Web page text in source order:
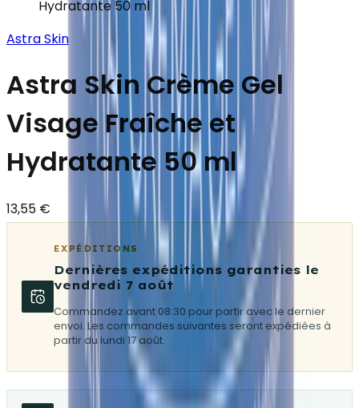
Hydratante 50 ml
Astra Skin
Astra Skin Crème Gel
Visage Fraîche et
Hydratante 50 ml
13,55 €
EXPÉDITIONS
Dernières expéditions garanties le
vendredi 7 août
Commandez avant 08:30 pour partir avec le dernier
envoi. Les commandes suivantes seront expédiées à
partir du lundi 17 août.